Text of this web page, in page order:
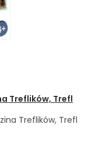
Treflików, Trefl
Treflików, Trefl